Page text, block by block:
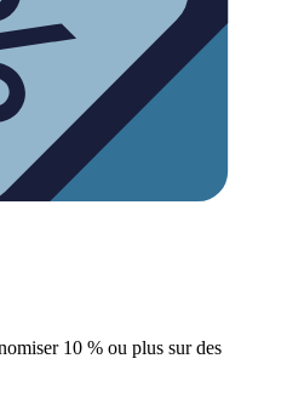
10 % ou plus sur des